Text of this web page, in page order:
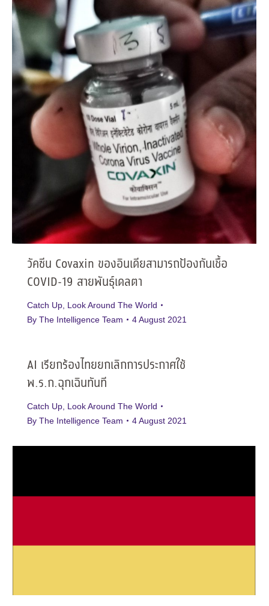
วัคซีน Covaxin ของอินเดียสามารถป้องกันเชื้อ
COVID-19 สายพันธุ์เดลตา
Catch Up Look Around The World
By The Intelligence Team 4 August 2021
AI เรียกร้องไทยยกเลิกการประกาศใช้
พ.ร.ก.ฉุกเฉินทันที
Catch Up Look Around The World
By The Intelligence Team 4 August 2021